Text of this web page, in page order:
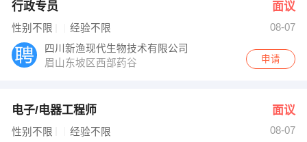
行政专员 面议
性别不限 经验不限
08-07
四川新渔现代生物技术有限公司
眉山东坡区西部药谷
申请
电子/电器工程师 面议
性别不限 经验不限
08-07